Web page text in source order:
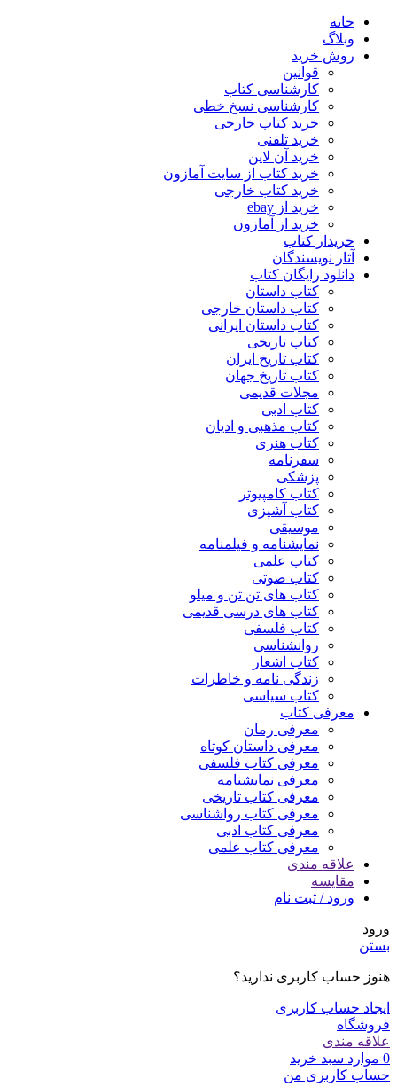
خانه
وبلاگ
روش خرید
قوانین
کارشناسی کتاب
کارشناسی نسخ خطی
خرید کتاب خارجی
خرید تلفنی
خرید آن لاین
خرید کتاب از سایت آمازون
خرید کتاب خارجی
خرید از ebay
خرید از آمازون
خریدار کتاب
آثار نویسندگان
دانلود رایگان کتاب
کتاب داستان
کتاب داستان خارجی
کتاب داستان ایرانی
کتاب تاریخی
کتاب تاریخ ایران
کتاب تاریخ جهان
مجلات قدیمی
کتاب ادبی
کتاب مذهبی و ادیان
کتاب هنری
سفرنامه
پزشکی
کتاب کامپیوتر
کتاب آشپزی
موسیقی
نمایشنامه و فیلمنامه
کتاب علمی
کتاب صوتی
کتاب های تن تن و میلو
کتاب های درسی قدیمی
کتاب فلسفی
روانشناسی
کتاب اشعار
زندگی نامه و خاطرات
کتاب سیاسی
معرفی کتاب
معرفی رمان
معرفی داستان کوتاه
معرفی کتاب فلسفی
معرفی نمایشنامه
معرفی کتاب تاریخی
معرفی کتاب رواشناسی
معرفی کتاب ادبی
معرفی کتاب علمی
علاقه مندی
مقایسه
ورود / ثبت نام
ورود
بستن
هنوز حساب کاربری ندارید؟
ایجاد حساب کاربری
فروشگاه
علاقه مندی
0 موارد سبد خرید
حساب کاربری من